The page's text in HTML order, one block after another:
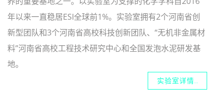
年以来一直稳居ESI全球前1%。实验室拥有2个河南省创
新型团队和3个河南省高校科技创新团队、“无机非金属材
料”河南省高校工程技术研究中心和全国发泡水泥研发基
地。
实验室详情..